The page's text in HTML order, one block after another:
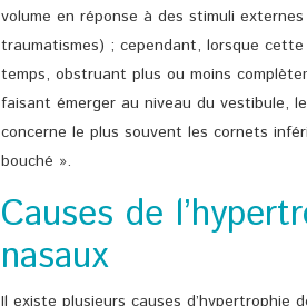
volume en réponse à des stimuli
traumatismes) ; cependant, lorsque
temps, obstruant plus ou moins
faisant émerger au niveau du vestibule,
concerne le plus souvent les cornets
bouché ».
Causes de
nasaux
Il existe plusieurs causes d’hypertrophie